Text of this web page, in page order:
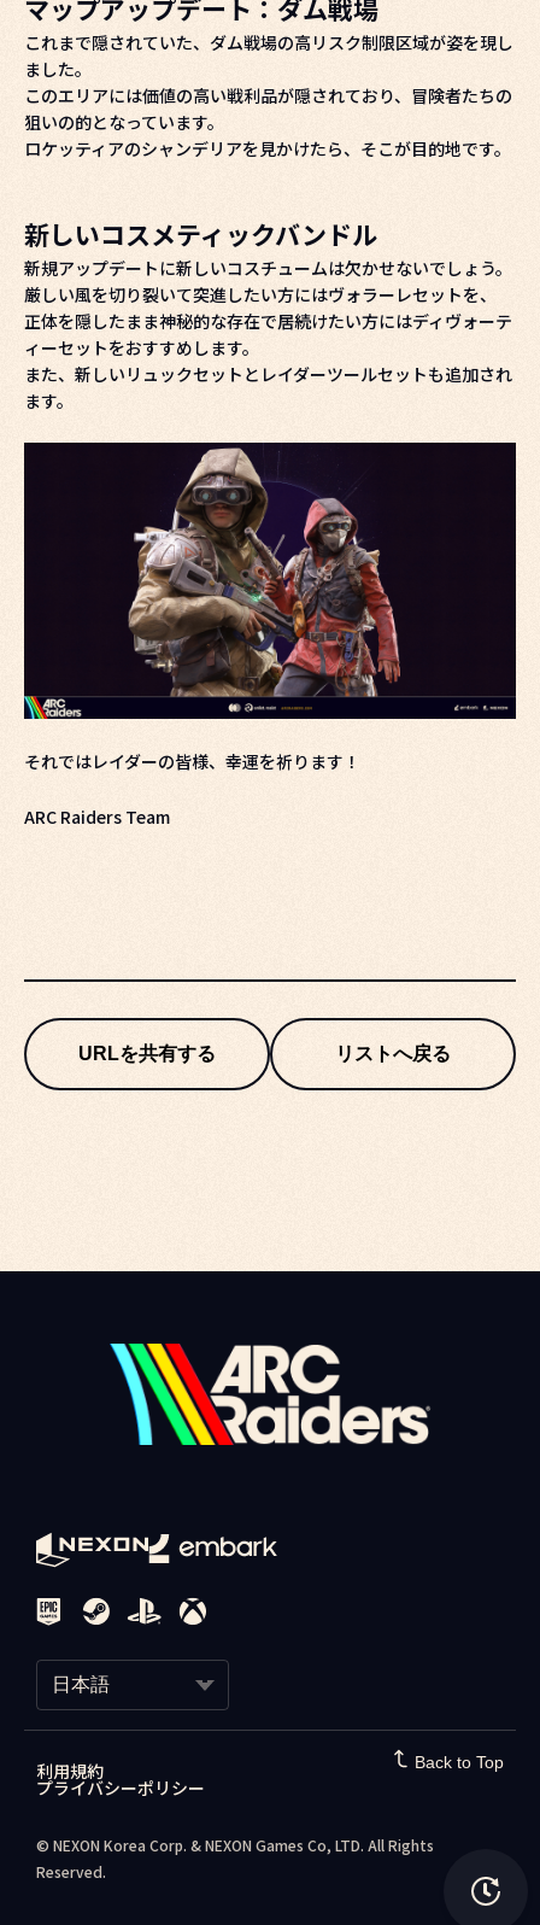
マップアップデート：ダム戦場
これまで隠されていた、ダム戦場の高リスク制限区域が姿を現し
ました。
このエリアには価値の高い戦利品が隠されており、冒険者たちの
狙いの的となっています。
ロケッティアのシャンデリアを見かけたら、そこが目的地です。
新しいコスメティックバンドル
新規アップデートに新しいコスチュームは欠かせないでしょう。
厳しい風を切り裂いて突進したい方にはヴォラーレセットを、
正体を隠したまま神秘的な存在で居続けたい方にはディヴォーテ
ィーセットをおすすめします。
また、新しいリュックセットとレイダーツールセットも追加され
ます。
それではレイダーの皆様、幸運を祈ります！
ARC Raiders Team
URLを共有する リストへ戻る
日本語
日本語
利用規約
プライバシーポリシー
Back to Top
© NEXON Korea Corp. & NEXON Games Co, LTD. All Rights
Reserved.